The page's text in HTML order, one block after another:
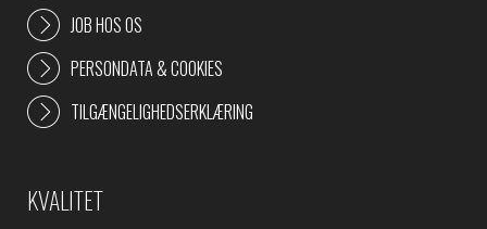
JOB HOS OS
PERSONDATA & COOKIES
TILGÆNGELIGHEDSERKLÆRING
KVALITET